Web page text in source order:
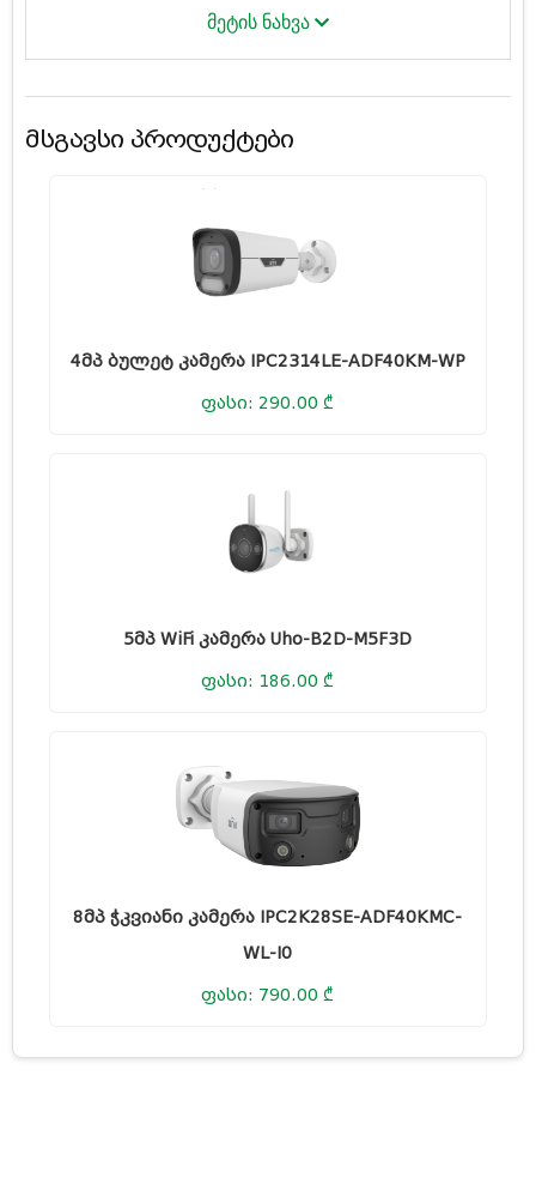
• IR night vision, up to 10m (33ft) IR distance
• Warm Light, up to 10m (33ft) warm light distance
• Support 512 G Micro SD card
მეტის ნახვა
მსგავსი პროდუქტები
4მპ ბულეტ კამერა IPC2314LE-ADF40KM-WP
ფასი: 290.00 ₾
5მპ WiFi კამერა Uho-B2D-M5F3D
ფასი: 186.00 ₾
8მპ ჭკვიანი კამერა IPC2K28SE-ADF40KMC-
WL-I0
ფასი: 790.00 ₾